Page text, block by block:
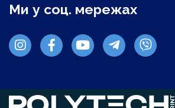
Ми у соц. мережах